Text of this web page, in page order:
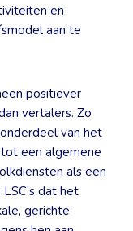
en
aan te
positiever
vertalers. Zo
van het
een algemene
als een
dat het
gerichte